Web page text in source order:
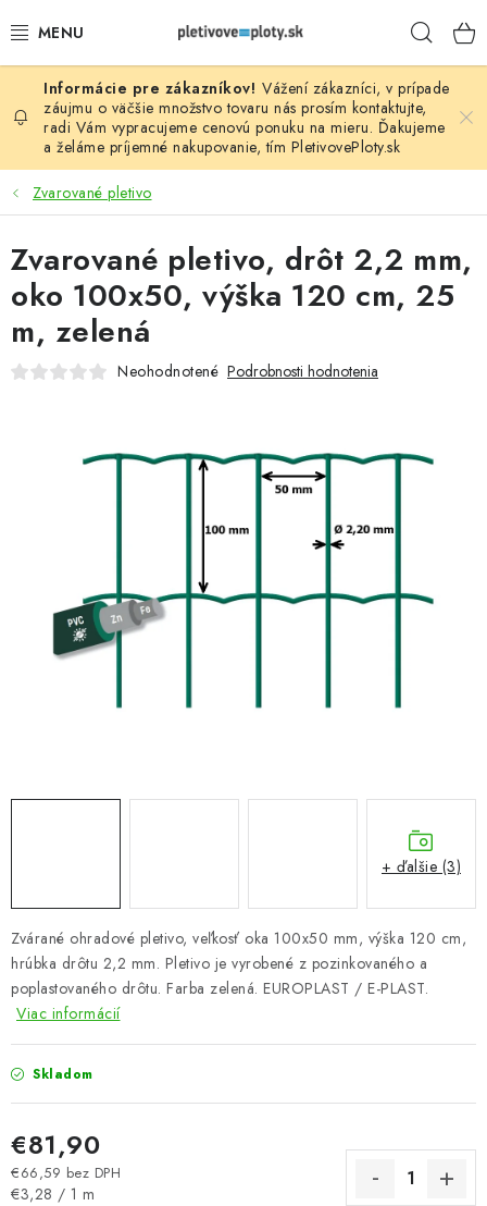
na
PLOTOVÉ PANELY
PLETIVO
STĹPIKY
PODHRABOVÉ DOSKY
BRÁNY A BRÁNKY
GABIÓNY (PLOTY, KOŠE)
BETÓNOVÉ PLOTY
AKCIA - MIERNE POŠKODENÝ TOVAR
Vážení zákazníci, v prípade
záujmu o väčšie množstvo tovaru nás prosím kontaktujte,
radi Vám vypracujeme cenovú ponuku na mieru. Ďakujeme
a želáme príjemné nakupovanie, tím PletivovePloty.sk
Zvarované pletivo
Zvárané ohradové pletivo, veľkosť oka 100x50 mm, výška 120 cm,
hrúbka drôtu 2,2 mm. Pletivo je vyrobené z pozinkovaného a
poplastovaného drôtu. Farba zelená. EUROPLAST / E-PLAST.
Viac informácií
Skladom
€81,90
€66,59 bez DPH
Jednotková cena:
€3,28 / 1 m
Zvarované pletivo, drôt 2,2 mm,
oko 100x50, výška 120 cm, 25
m, zelená
Neohodnotené Podrobnosti hodnotenia
+ ďalšie (3)